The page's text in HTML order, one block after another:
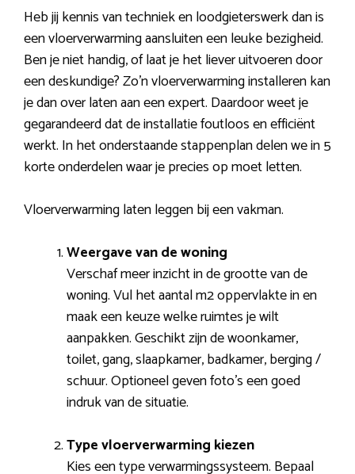
Heb jij kennis van techniek en loodgieterswerk dan is
een vloerverwarming aansluiten een leuke bezigheid.
Ben je niet handig, of laat je het liever uitvoeren door
een deskundige? Zo’n vloerverwarming installeren kan
je dan over laten aan een expert. Daardoor weet je
gegarandeerd dat de installatie foutloos en efficiënt
werkt. In het onderstaande stappenplan delen we in 5
korte onderdelen waar je precies op moet letten.
Vloerverwarming laten leggen bij een vakman.
Weergave van de woning
Verschaf meer inzicht in de grootte van de
woning. Vul het aantal m2 oppervlakte in en
maak een keuze welke ruimtes je wilt
aanpakken. Geschikt zijn de woonkamer,
toilet, gang, slaapkamer, badkamer, berging /
schuur. Optioneel geven foto’s een goed
indruk van de situatie.
Type vloerverwarming kiezen
Kies een type verwarmingssysteem. Bepaal